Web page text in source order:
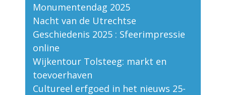
Monumentendag 2025
Nacht van de Utrechtse
Geschiedenis 2025 : Sfeerimpressie
online
Wijkentour Tolsteeg: markt en
toevoerhaven
Cultureel erfgoed in het nieuws 25-